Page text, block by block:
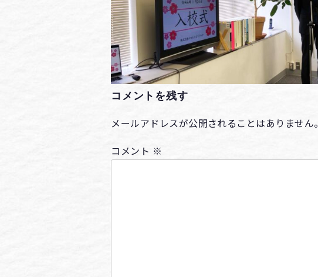
コメントを残す
メールアドレスが公開されることはありません。
コメント ※